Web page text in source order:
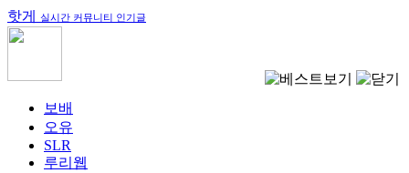
핫게 실시간 커뮤니티 인기글
보배
오유
SLR
루리웹